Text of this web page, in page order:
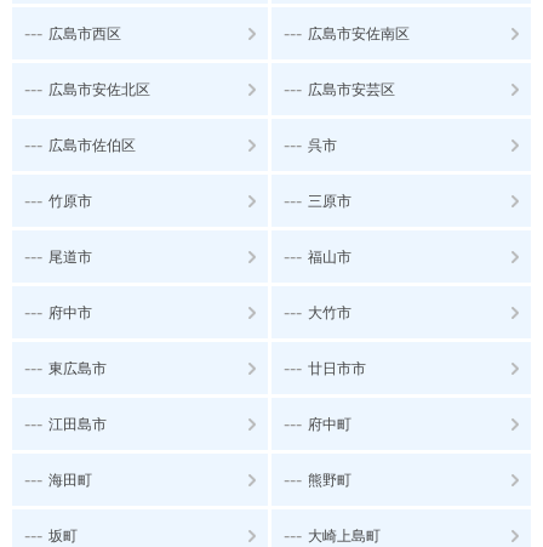
--- 広島市西区 --- 広島市安佐南区
--- 広島市安佐北区 --- 広島市安芸区
--- 広島市佐伯区 --- 呉市
--- 竹原市 --- 三原市
--- 尾道市 --- 福山市
--- 府中市 --- 大竹市
--- 東広島市 --- 廿日市市
--- 江田島市 --- 府中町
--- 海田町 --- 熊野町
--- 坂町 --- 大崎上島町